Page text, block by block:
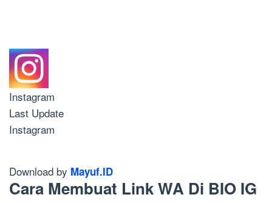
Instagram
Last Update
Instagram
Download by Mayuf.ID
Cara Membuat Link WA Di BIO IG